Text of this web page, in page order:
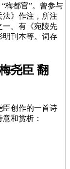
梅都官”。曾参与
法》作注，所注
一。有《宛陵先
明刊本等。词存
尧臣 翻
臣创作的一首诗
和赏析：